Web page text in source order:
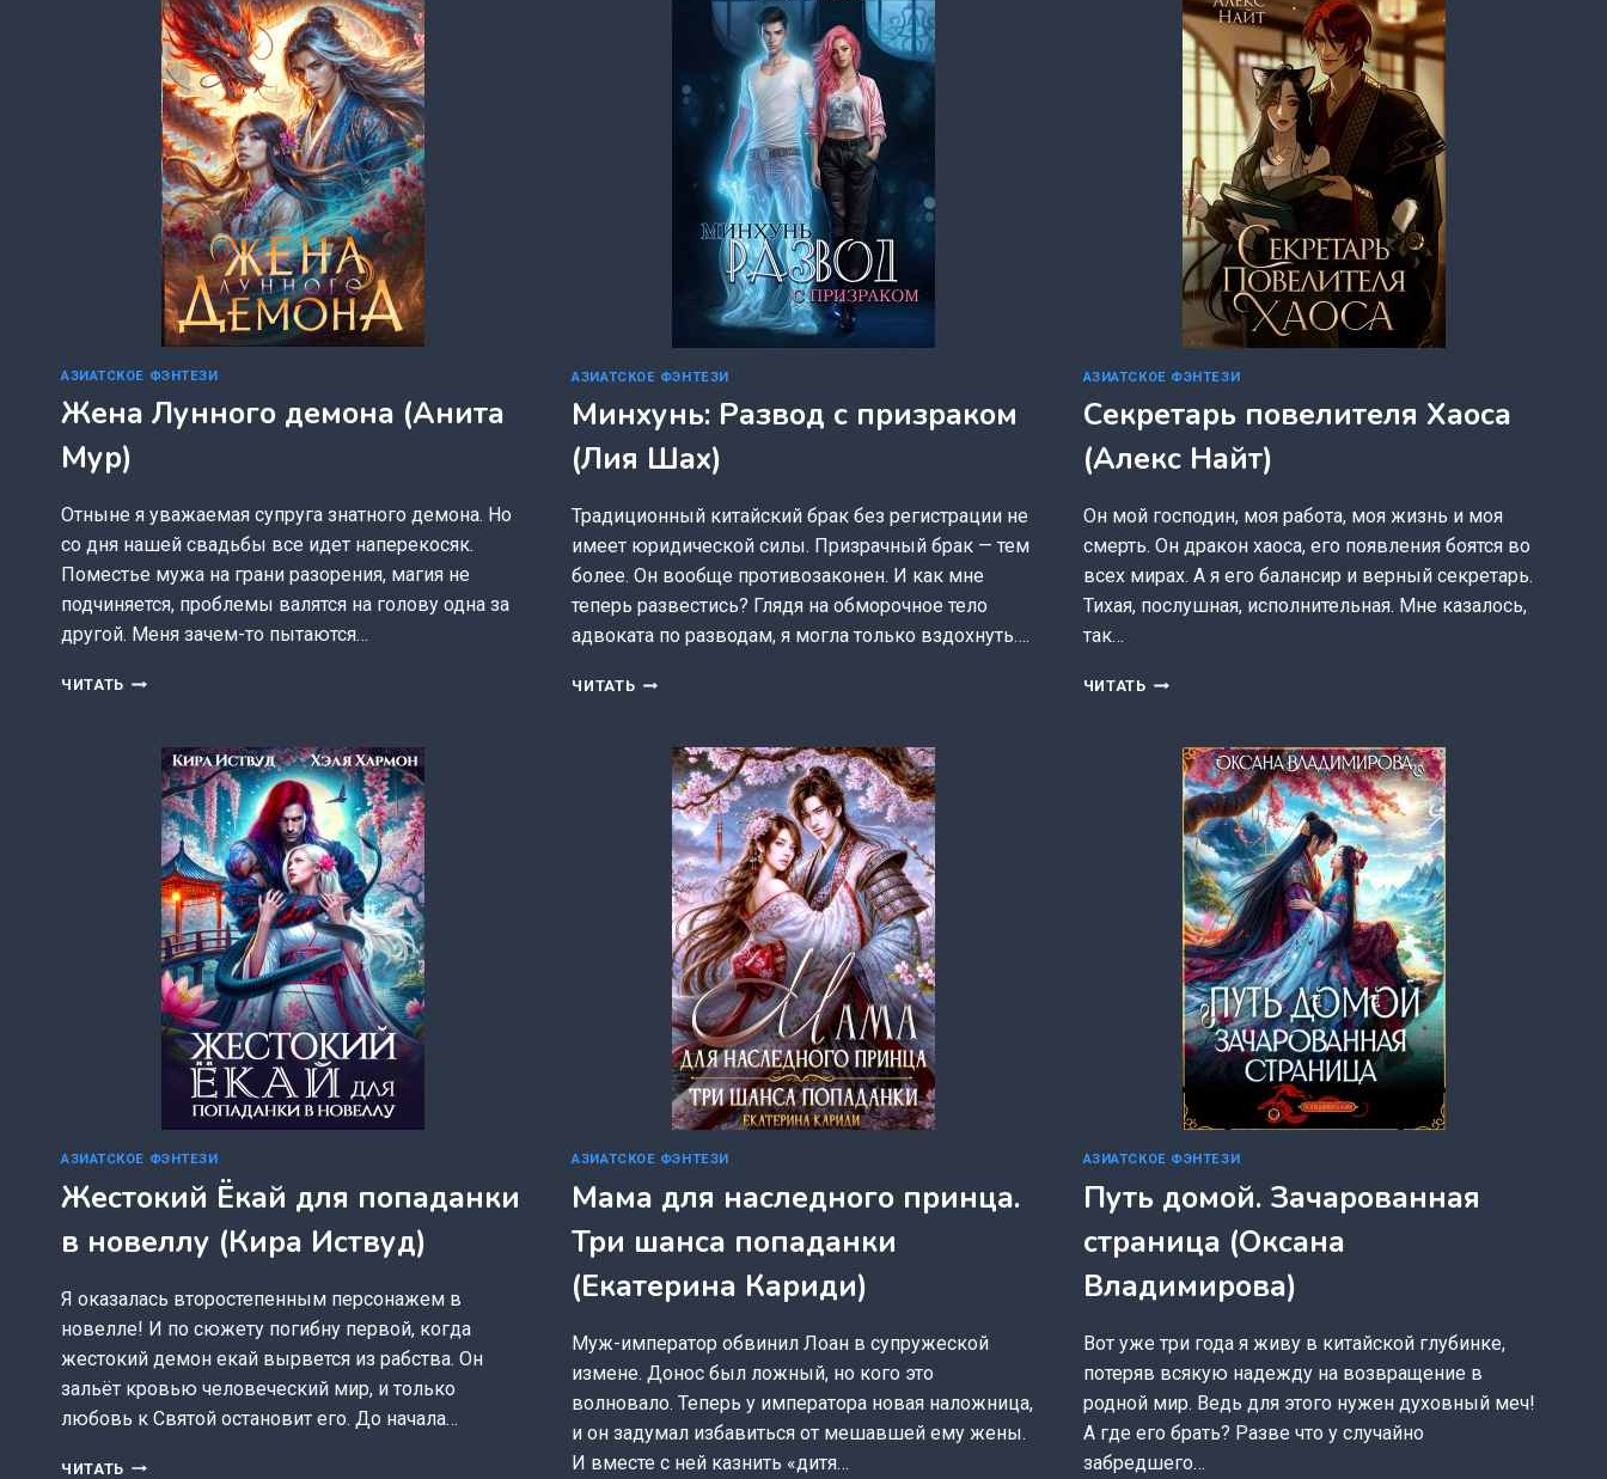
(ASELESA))
АРХАРОВА)
ВОСТРОВА)
АЗИАТСКОЕ ФЭНТЕЗИ
Жена Лунного демона (Анита
Мур)
Отныне я уважаемая супруга знатного демона. Но
со дня нашей свадьбы все идет наперекосяк.
Поместье мужа на грани разорения, магия не
подчиняется, проблемы валятся на голову одна за
другой. Меня зачем-то пытаются…
ЧИТАТЬ ЖЕНА
(АНИТА
МУР)
АЗИАТСКОЕ ФЭНТЕЗИ
Минхунь: Развод с призраком
(Лия Шах)
Традиционный китайский брак без регистрации не
имеет юридической силы. Призрачный брак — тем
более. Он вообще противозаконен. И как мне
теперь развестись? Глядя на обморочное тело
адвоката по разводам, я могла только вздохнуть….
ЧИТАТЬ МИНХУНЬ:
ПРИЗРАКОМ
(ЛИЯ
ШАХ)
АЗИАТСКОЕ ФЭНТЕЗИ
Секретарь повелителя Хаоса
(Алекс Найт)
Он мой господин, моя работа, моя жизнь и моя
смерть. Он дракон хаоса, его появления боятся во
всех мирах. А я его балансир и верный секретарь.
Тихая, послушная, исполнительная. Мне казалось,
так…
ЧИТАТЬ СЕКРЕТАРЬ
(АЛЕКС
НАЙТ)
АЗИАТСКОЕ ФЭНТЕЗИ
Жестокий Ёкай для попаданки
в новеллу (Кира Иствуд)
Я оказалась второстепенным персонажем в
новелле! И по сюжету погибну первой, когда
жестокий демон екай вырвется из рабства. Он
зальёт кровью человеческий мир, и только
любовь к Святой остановит его. До начала…
ЧИТАТЬ ЖЕСТОКИЙ
АЗИАТСКОЕ ФЭНТЕЗИ
Мама для наследного принца.
Три шанса попаданки
(Екатерина Кариди)
Муж-император обвинил Лоан в супружеской
измене. Донос был ложный, но кого это
волновало. Теперь у императора новая наложница,
и он задумал избавиться от мешавшей ему жены.
И вместе с ней казнить «дитя…
АЗИАТСКОЕ ФЭНТЕЗИ
Путь домой. Зачарованная
страница (Оксана
Владимирова)
Вот уже три года я живу в китайской глубинке,
потеряв всякую надежду на возвращение в
родной мир. Ведь для этого нужен духовный меч!
А где его брать? Разве что у случайно
забредшего…